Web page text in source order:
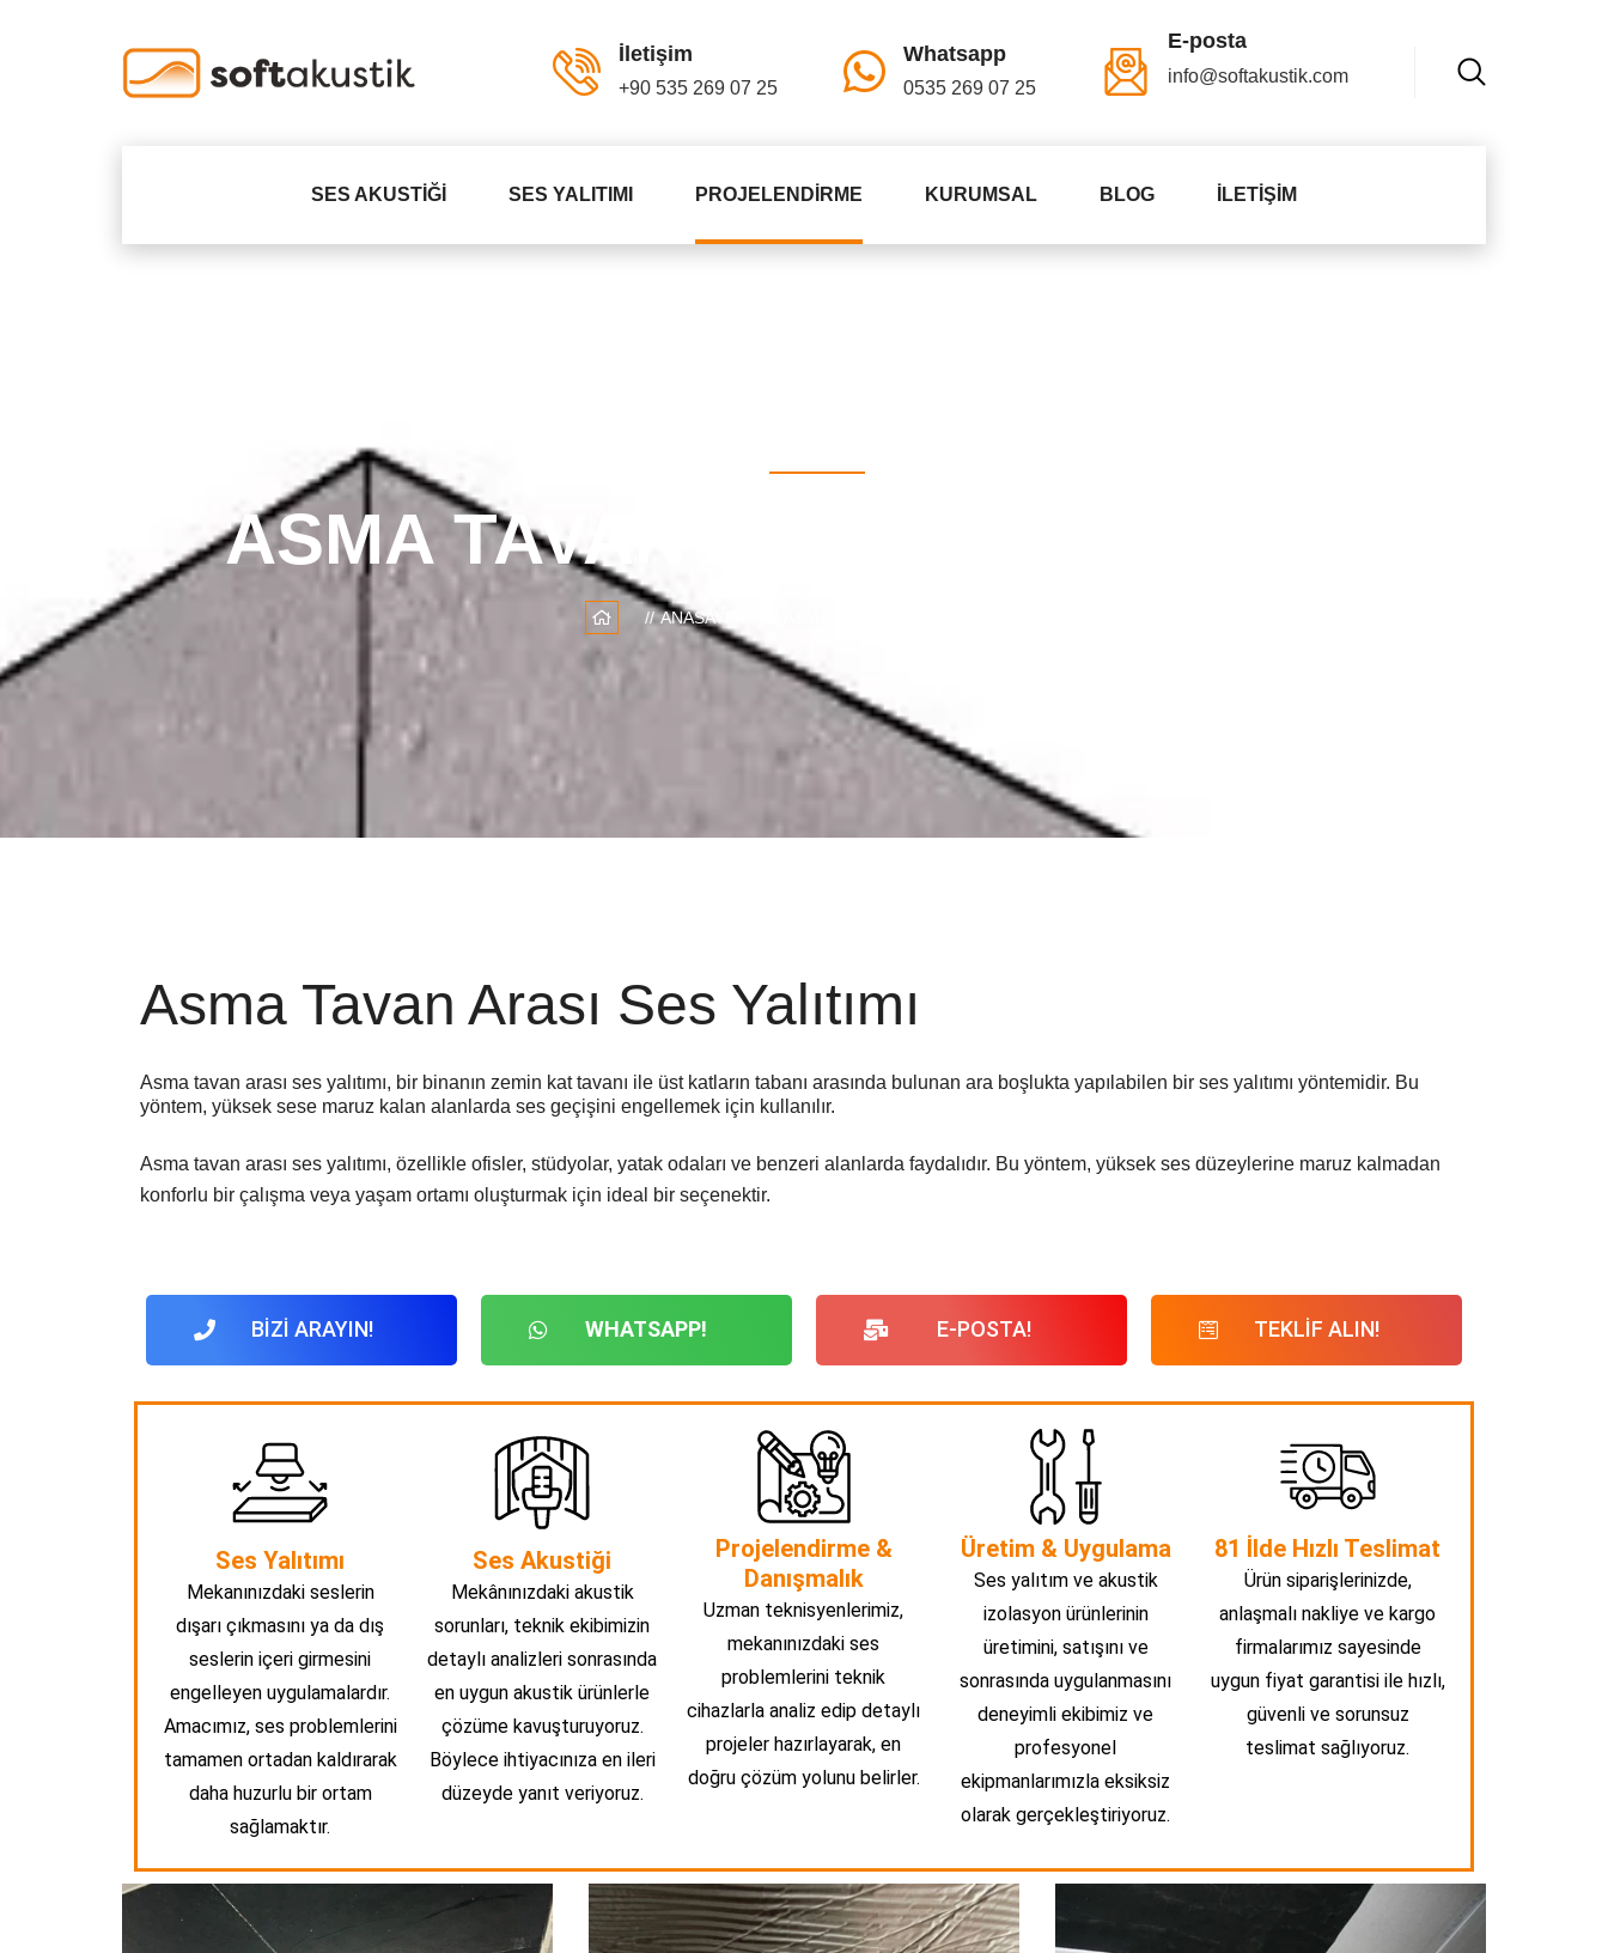
İletişim
+90 535 269 07 25
Whatsapp
0535 269 07 25
E-posta
info@softakustik.com
SES AKUSTIĞI SES YALITIMI PROJELENDIRME KURUMSAL BLOG İLETIŞIM
ASMA TAVAN ARASI SES YALITIMI
ANASAYFA
Asma Tavan Arası Ses Yalıtımı
Asma tavan arası ses yalıtımı, bir binanın zemin kat tavanı ile üst katların tabanı arasında bulunan ara boşlukta yapılabilen bir ses yalıtımı yöntemidir. Bu
yöntem, yüksek sese maruz kalan alanlarda ses geçişini engellemek için kullanılır.
Asma tavan arası ses yalıtımı, özellikle ofisler, stüdyolar, yatak odaları ve benzeri alanlarda faydalıdır. Bu yöntem, yüksek ses düzeylerine maruz kalmadan
konforlu bir çalışma veya yaşam ortamı oluşturmak için ideal bir seçenektir.
BİZİ ARAYIN! WHATSAPP! E-POSTA! TEKLİF ALIN!
Ses Yalıtımı
Mekanınızdaki seslerin
dışarı çıkmasını ya da dış
seslerin içeri girmesini
engelleyen uygulamalardır.
Amacımız, ses problemlerini
tamamen ortadan kaldırarak
daha huzurlu bir ortam
sağlamaktır.
Ses Akustiği
Mekânınızdaki akustik
sorunları, teknik ekibimizin
detaylı analizleri sonrasında
en uygun akustik ürünlerle
çözüme kavuşturuyoruz.
Böylece ihtiyacınıza en ileri
düzeyde yanıt veriyoruz.
Projelendirme &
Danışmalık
Uzman teknisyenlerimiz,
mekanınızdaki ses
problemlerini teknik
cihazlarla analiz edip detaylı
projeler hazırlayarak, en
doğru çözüm yolunu belirler.
Üretim & Uygulama
Ses yalıtım ve akustik
izolasyon ürünlerinin
üretimini, satışını ve
sonrasında uygulanmasını
deneyimli ekibimiz ve
profesyonel
ekipmanlarımızla eksiksiz
olarak gerçekleştiriyoruz.
81 İlde Hızlı Teslimat
Ürün siparişlerinizde,
anlaşmalı nakliye ve kargo
firmalarımız sayesinde
uygun fiyat garantisi ile hızlı,
güvenli ve sorunsuz
teslimat sağlıyoruz.